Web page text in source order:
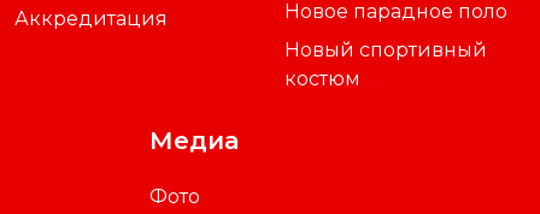
Аккредитация
Новое парадное поло
Новый спортивный
костюм
Медиа
Фото